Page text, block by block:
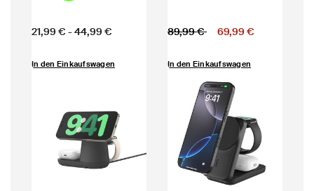
Price:
21,99 € -44,99 €
In den Einkaufswagen
Price:
Preis reduziert von
89,99 €auf69,99 €
In den Einkaufswagen